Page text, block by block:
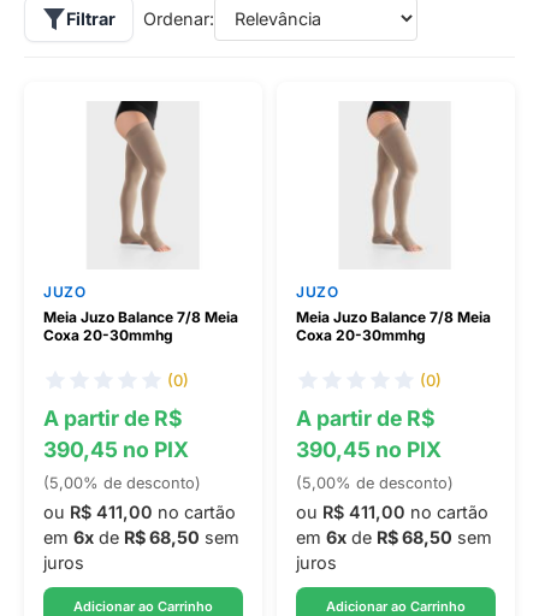
Filtrar Ordenar:
JUZO
Meia Juzo Balance 7/8 Meia
Coxa 20-30mmhg
(0)
A partir de R$
390,45 no PIX
(5,00% de desconto)
ou R$ 411,00 no cartão
em 6x de R$ 68,50 sem
juros
Adicionar ao Carrinho
JUZO
Meia Juzo Balance 7/8 Meia
Coxa 20-30mmhg
(0)
A partir de R$
390,45 no PIX
(5,00% de desconto)
ou R$ 411,00 no cartão
em 6x de R$ 68,50 sem
juros
Adicionar ao Carrinho